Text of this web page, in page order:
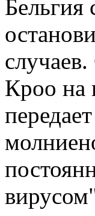
Бeльгия
Кроо на